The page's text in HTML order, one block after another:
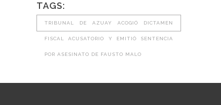
TAGS:
TRIBUNAL DE AZUAY ACOGIÓ DICTAMEN
FISCAL ACUSATORIO Y EMITIÓ SENTENCIA
POR ASESINATO DE FAUSTO MALO